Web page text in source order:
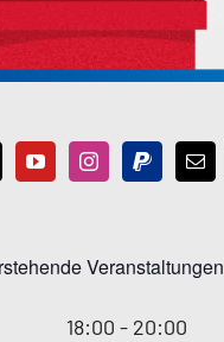
Veranstaltungen
18:00 - 20:00